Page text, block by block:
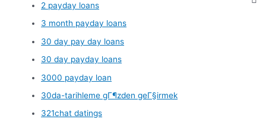
2 payday loans
3 month payday loans
30 day pay day loans
30 day payday loans
3000 payday loan
30da-tarihleme gГ¶zden geГ§irmek
321chat datings